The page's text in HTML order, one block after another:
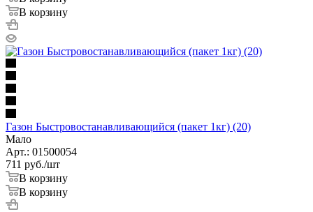
В корзину
Газон Быстровостанавливающийся (пакет 1кг) (20)
Мало
Арт.: 01500054
711 руб./шт
В корзину
В корзину